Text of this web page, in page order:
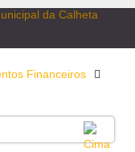
Financeiros